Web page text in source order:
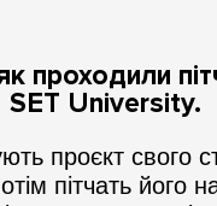
проходили
SET University.
проєкт свого
пітчать його